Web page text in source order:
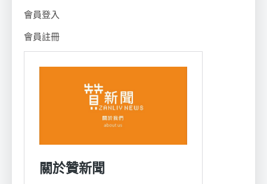
會員登入
會員註冊